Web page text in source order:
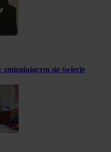
zmieniającym się świecie